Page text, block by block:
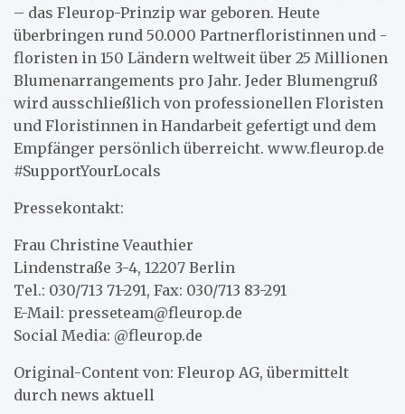
– das Fleurop-Prinzip war geboren. Heute
überbringen rund 50.000 Partnerfloristinnen und -
floristen in 150 Ländern weltweit über 25 Millionen
Blumenarrangements pro Jahr. Jeder Blumengruß
wird ausschließlich von professionellen Floristen
und Floristinnen in Handarbeit gefertigt und dem
Empfänger persönlich überreicht. www.fleurop.de
#SupportYourLocals
Pressekontakt:
Frau Christine Veauthier
Lindenstraße 3-4, 12207 Berlin
Tel.: 030/713 71-291, Fax: 030/713 83-291
E-Mail: presseteam@fleurop.de
Social Media: @fleurop.de
Original-Content von: Fleurop AG, übermittelt
durch news aktuell